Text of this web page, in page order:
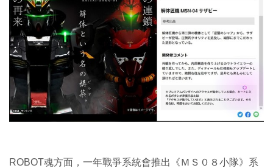
ROBOT魂方面，一年戰爭系統會推出《ＭＳ０８小隊》系